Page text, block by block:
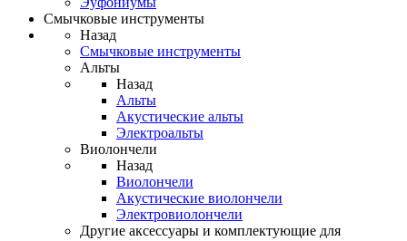
Смычковые инструменты
Назад
Смычковые инструменты
Альты
Назад
Альты
Акустические альты
Электроальты
Виолончели
Назад
Виолончели
Акустические виолончели
Электровиолончели
Другие аксессуары и комплектующие для